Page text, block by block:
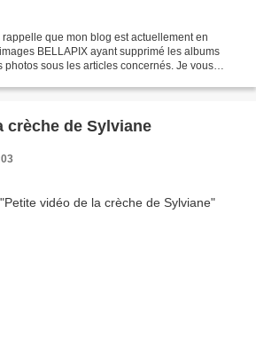
que mon blog est actuellement en
BELLAPIX ayant supprimé les albums
photos sous les articles concernés. Je vous
crèche de Sylviane